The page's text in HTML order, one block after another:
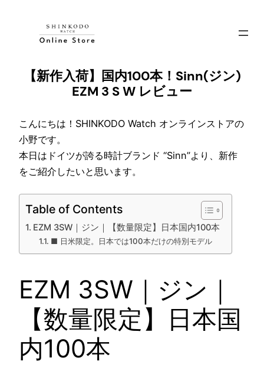
【新作入荷】国内100本！Sinn(ジン)
EZM 3 S W レビュー
こんにちは！SHINKODO Watch オンラインストアの
小野です。
本日はドイツが誇る時計ブランド “Sinn”より、新作
をご紹介したいと思います。
Table of Contents
EZM 3SW｜ジン｜【数量限定】日本国内100本
■ 日米限定。日本では100本だけの特別モデル
EZM 3SW｜ジン｜
【数量限定】日本国
内100本